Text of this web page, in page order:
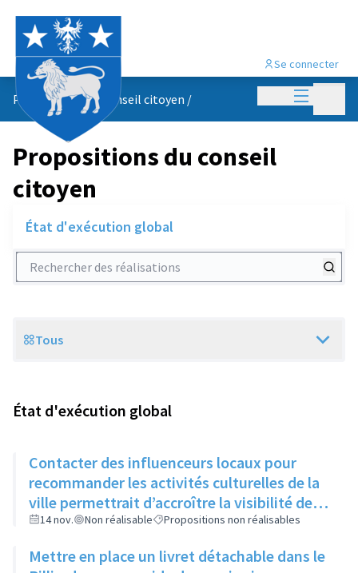
Menu
Se connecter
Propositions du conseil citoyen /
Propositions du conseil
citoyen
État d'exécution global
Rechercher des réalisations
Scope
Tous
État d'exécution global
Contacter des influenceurs locaux pour
recommander les activités culturelles de la
ville permettrait d’accroître la visibilité des
évènements auprès des jeunes
14 nov. Non réalisable Propositions non réalisables
Mettre en place un livret détachable dans le